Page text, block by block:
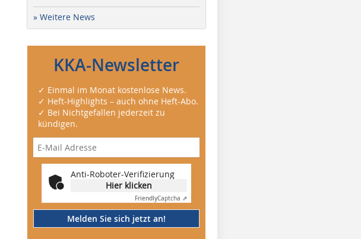
» Weitere News
KKA-Newsletter
✓ Einmal im Monat kostenlose News.
✓ Heft-Highlights – auch ohne Heft-Abo.
✓ Bei Nichtgefallen jederzeit zu
kündigen.
Anti-Roboter-Verifizierung
Hier klicken
FriendlyCaptcha ⇗
Melden Sie sich jetzt an!